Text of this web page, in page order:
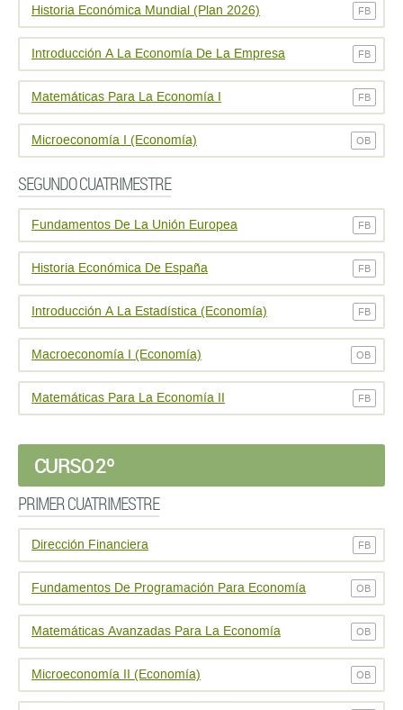
Historia Económica Mundial (Plan 2026) FB
Introducción A La Economía De La Empresa FB
Matemáticas Para La Economí­a I FB
Microeconomía I (Economía) OB
SEGUNDO CUATRIMESTRE
Fundamentos De La Unión Europea FB
Historia Económica De España FB
Introducción A La Estadí­stica (Economí­a) FB
Macroeconomía I (Economía) OB
Matemáticas Para La Economí­a II FB
CURSO 2º
PRIMER CUATRIMESTRE
Dirección Financiera FB
Fundamentos De Programación Para Economía OB
Matemáticas Avanzadas Para La Economía OB
Microeconomí­a II (Economía) OB